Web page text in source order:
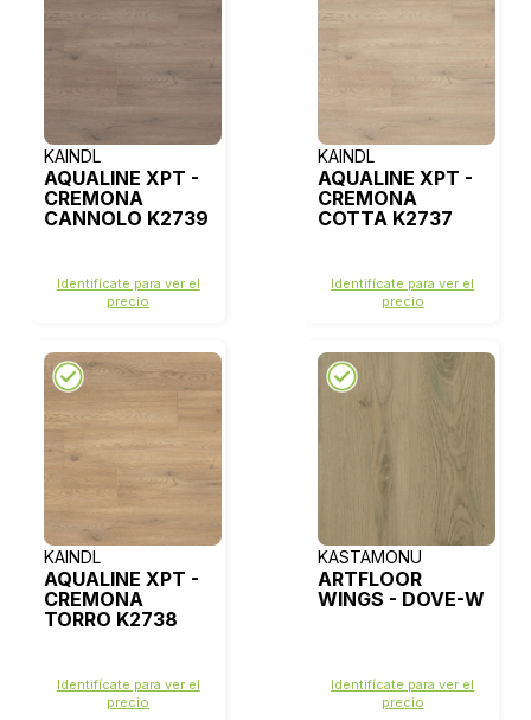
KAINDL
AQUALINE XPT -
CREMONA
CANNOLO K2739
Identifícate para ver el
precio
KAINDL
AQUALINE XPT -
CREMONA
COTTA K2737
Identifícate para ver el
precio
KAINDL
AQUALINE XPT -
CREMONA
TORRO K2738
Identifícate para ver el
precio
KASTAMONU
ARTFLOOR
WINGS - DOVE-W
Identifícate para ver el
precio